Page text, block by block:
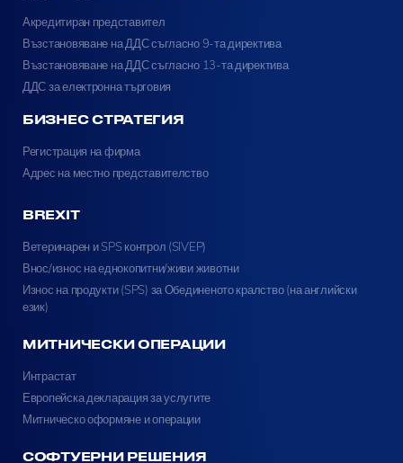
Акредитиран представител
Възстановяване на ДДС съгласно 9-та директива
Възстановяване на ДДС съгласно 13-та директива
ДДС за електронна търговия
БИЗНЕС СТРАТЕГИЯ
Регистрация на фирма
Адрес на местно представителство
BREXIT
Ветеринарен и SPS контрол (SIVEP)
Внос/износ на еднокопитни/живи животни
Износ на продукти (SPS) за Обединеното кралство (на английски
език)
МИТНИЧЕСКИ ОПЕРАЦИИ
Интрастат
Европейска декларация за услугите
Митническо оформяне и операции
СОФТУЕРНИ РЕШЕНИЯ